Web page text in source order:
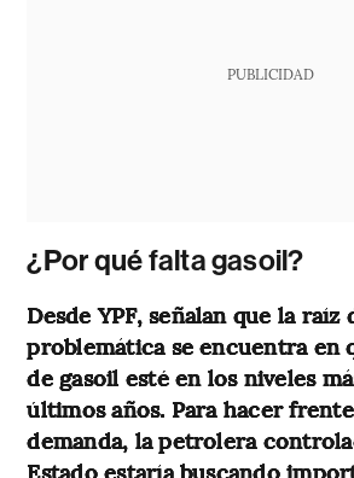
PUBLICIDAD
¿Por qué falta gasoil?
Desde YPF, señalan que la raíz
problemática se encuentra en
de gasoil esté en los niveles
últimos años. Para hacer
demanda, la petrolera
Estado estaría buscando